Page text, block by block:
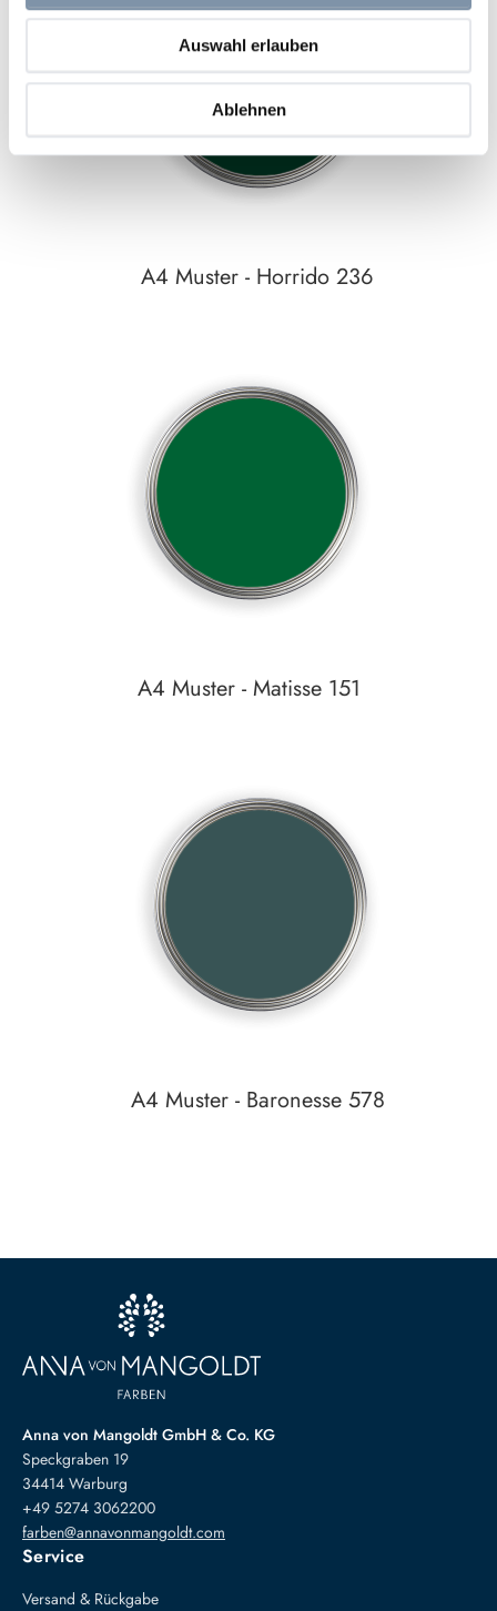
Auswahl erlauben
Ablehnen
zum
A4 Muster - Horrido 236
A4 Muster - Matisse 151
A4 Muster - Baronesse 578
zum
Anna von Mangoldt GmbH & Co. KG
Speckgraben 19
34414 Warburg
+49 5274 3062200
farben@annavonmangoldt.com
Service
Versand & Rückgabe